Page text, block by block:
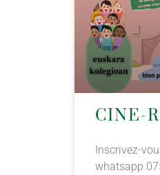
CINE-
Inscrivez-
whatsapp